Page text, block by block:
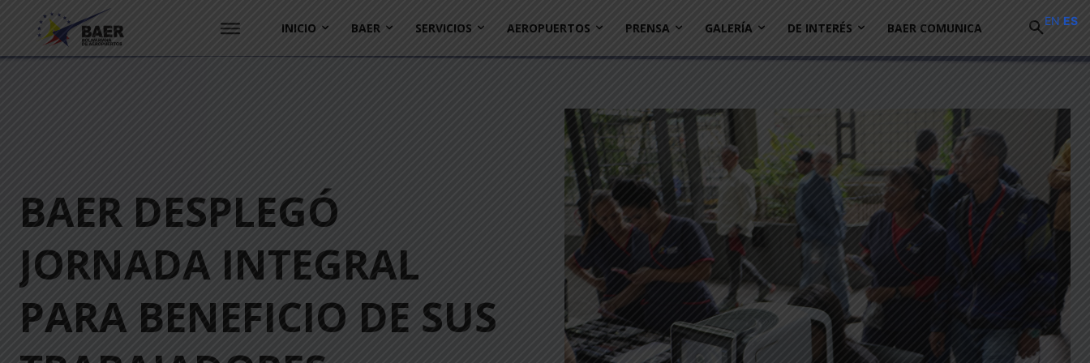
INICIO BAER SERVICIOS AEROPUERTOS PRENSA GALERÍA DE INTERÉS BAER COMUNICA
BAER DESPLEGÓ
JORNADA INTEGRAL
PARA BENEFICIO DE SUS
EN ES